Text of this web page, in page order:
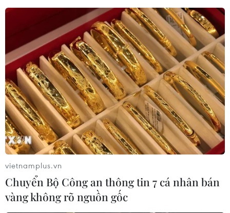
vietnamplus.vn
Chuyển Bộ Công an thông tin 7 cá nhân bán
vàng không rõ nguồn gốc